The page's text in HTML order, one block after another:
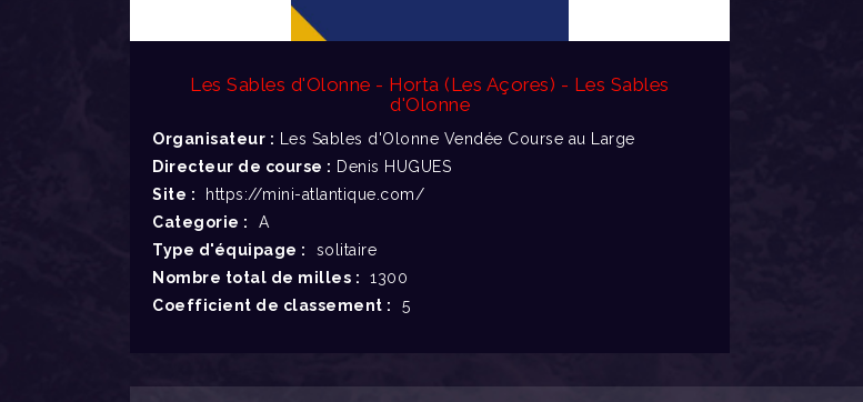
Les Sables d'Olonne - Horta (Les Açores) - Les Sables
d'Olonne
Organisateur : Les Sables d'Olonne Vendée Course au Large
Directeur de course : Denis HUGUES
Site :
https://mini-atlantique.com/
Categorie : A
Type d'équipage : solitaire
Nombre total de milles : 1300
Coefficient de classement : 5